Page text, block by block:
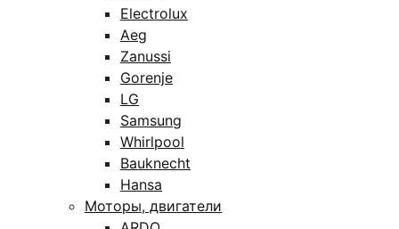
Electrolux
Aeg
Zanussi
Gorenje
LG
Samsung
Whirlpool
Bauknecht
Hansa
Моторы, двигатели